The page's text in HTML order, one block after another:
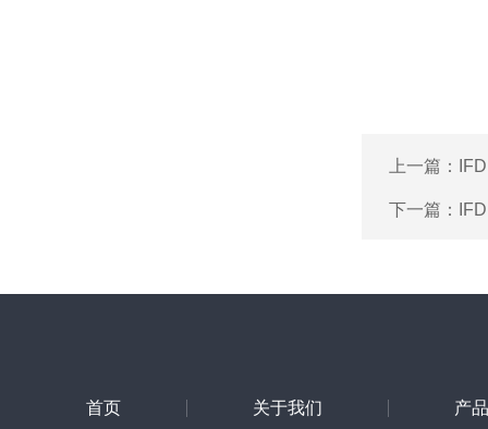
上一篇：
下一篇：
首页 关于我们 产